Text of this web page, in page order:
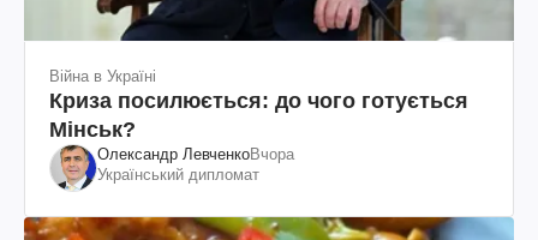
Війна в Україні
Криза посилюється: до чого готується
Мінськ?
Олександр ЛевченкоВчора
Український дипломат